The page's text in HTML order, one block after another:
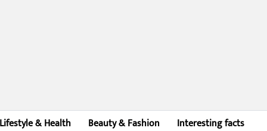
Lifestyle & Health Beauty & Fashion
Interesting facts